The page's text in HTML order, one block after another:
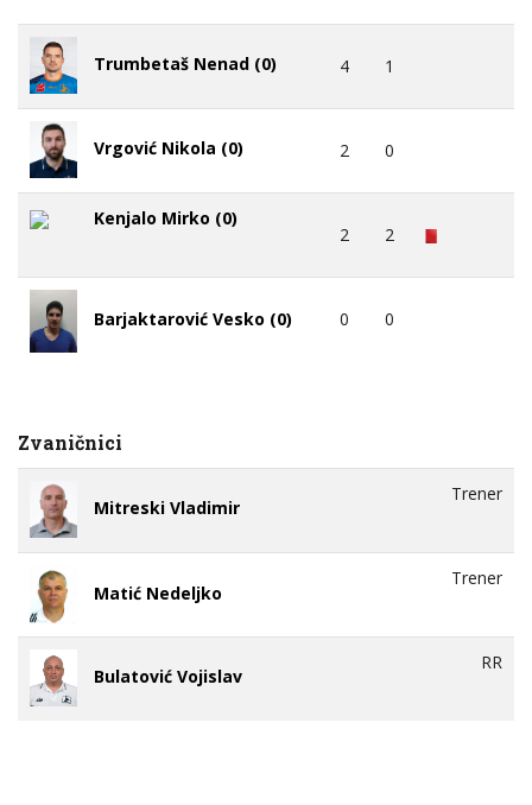
Trumbetaš Nenad (0) 4 1
Vrgović Nikola (0) 2 0
Kenjalo Mirko (0)
2 2
Barjaktarović Vesko (0) 0 0
Zvaničnici
Mitreski Vladimir
Trener
Matić Nedeljko
Trener
Bulatović Vojislav
RR